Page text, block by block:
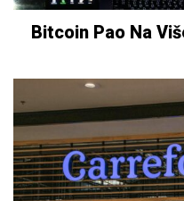
Bitcoin Pao Na